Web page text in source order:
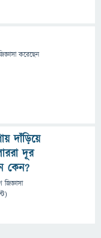
করেছেন
দাঁড়িয়ে
দূর
কেন?
জিজ্ঞাসা